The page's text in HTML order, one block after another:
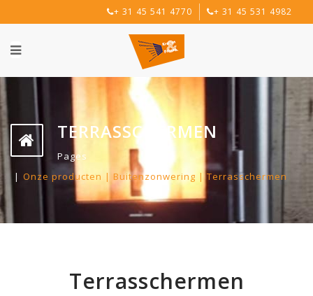
+ 31 45 541 4770 + 31 45 531 4982
TERRASSCHERMEN
Pages
Onze producten | Buitenzonwering | Terrasschermen
Terrasschermen